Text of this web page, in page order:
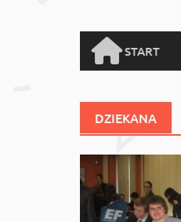
START
DZIEKANA